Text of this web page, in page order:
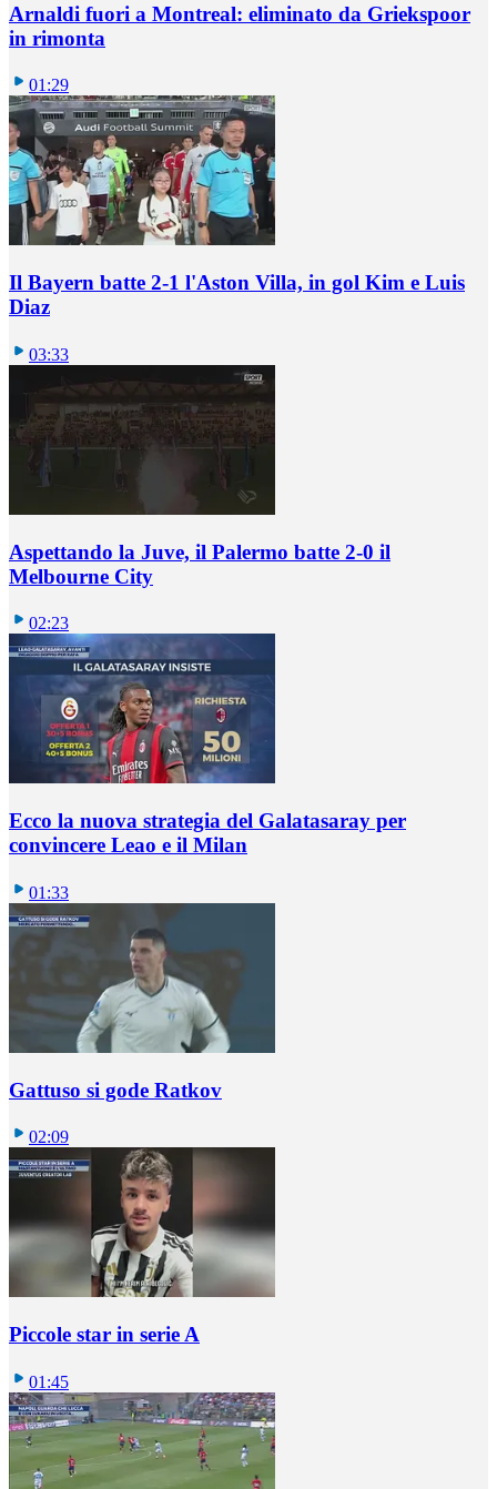
Arnaldi fuori a Montreal: eliminato da Griekspoor
in rimonta
01:29
Il Bayern batte 2-1 l'Aston Villa, in gol Kim e Luis
Diaz
03:33
Aspettando la Juve, il Palermo batte 2-0 il
Melbourne City
02:23
Ecco la nuova strategia del Galatasaray per
convincere Leao e il Milan
01:33
Gattuso si gode Ratkov
02:09
Piccole star in serie A
01:45